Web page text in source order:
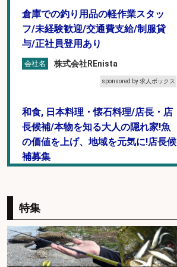
倉庫での釣り用品の軽作業スタッ
フ/未経験歓迎/交通費支給/制服貸
与/正社員登用あり
会社名 株式会社REnista
sponsored by 求人ボックス
和食, 日本料理・懐石料理/店長・店
長候補/本物を知る大人の隠れ家!魚
の価値を上げ、地域を元気に!店長候
補募集
和食, 居酒屋/キッチンスタッフ/天草
の魚と馬刺しの店 キッチンスタッフ
正社員募集
特集